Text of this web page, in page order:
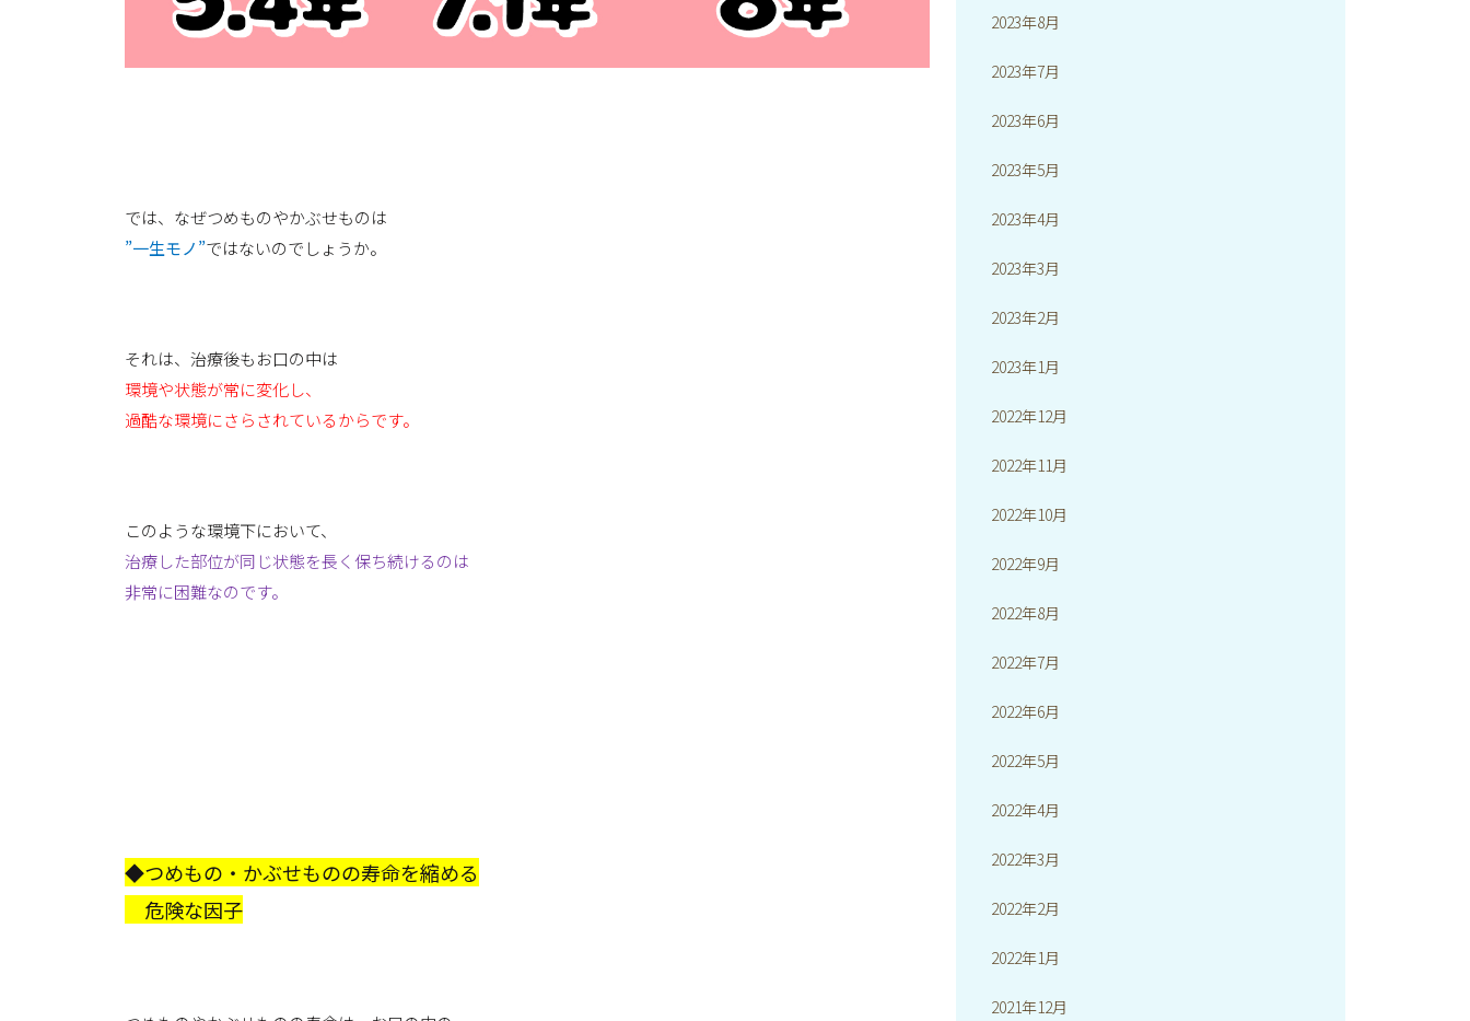
では、なぜつめものやかぶせものは
”一生モノ”ではないのでしょうか。
それは、治療後もお口の中は
環境や状態が常に変化し、
過酷な環境にさらされているからです。
このような環境下において、
治療した部位が同じ状態を長く保ち続けるのは
非常に困難なのです。
◆つめもの・かぶせものの寿命を縮める
危険な因子
2023年8月
2023年7月
2023年6月
2023年5月
2023年4月
2023年3月
2023年2月
2023年1月
2022年12月
2022年11月
2022年10月
2022年9月
2022年8月
2022年7月
2022年6月
2022年5月
2022年4月
2022年3月
2022年2月
2022年1月
2021年12月